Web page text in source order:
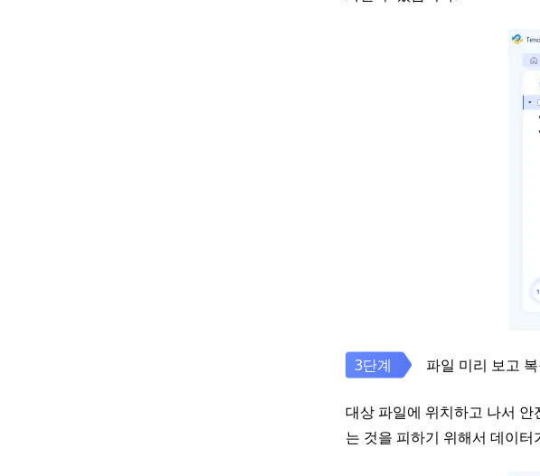
파일 미리 보고
대상 파일에 위치하고 나서
는 것을 피하기 위해서 데이